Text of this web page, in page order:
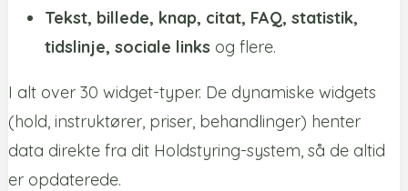
Tekst, billede, knap, citat, FAQ, statistik,
tidslinje, sociale links og flere.
I alt over 30 widget-typer. De dynamiske widgets
(hold, instruktører, priser, behandlinger) henter
data direkte fra dit Holdstyring-system, så de altid
er opdaterede.